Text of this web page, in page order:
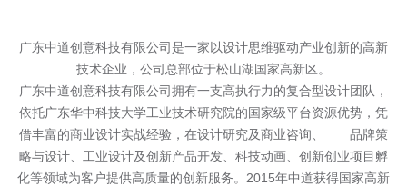
广东中道创意科技有限公司是一家以设计思维驱动产业创新的高新
技术企业，公司总部位于松山湖国家高新区。
广东中道创意科技有限公司拥有一支高执行力的复合型设计团队，
依托广东华中科技大学工业技术研究院的国家级平台资源优势，凭
借丰富的商业设计实战经验，在设计研究及商业咨询、 品牌策
略与设计、工业设计及创新产品开发、科技动画、创新创业项目孵
化等领域为客户提供高质量的创新服务。2015年中道获得国家高新